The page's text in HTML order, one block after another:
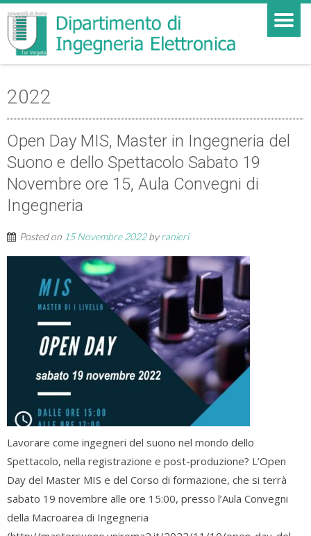
2022
Open Day MIS, Master in Ingegneria del
Suono e dello Spettacolo Sabato 19
Novembre ore 15, Aula Convegni di
Ingegneria
Posted on 15 Novembre 2022byranieri
Lavorare come ingegneri del suono nel mondo dello
Spettacolo, nella registrazione e post-produzione? L’Open
Day del Master MIS e del Corso di formazione, che si terrà
sabato 19 novembre alle ore 15:00, presso l’Aula Convegni
della Macroarea di Ingegneria